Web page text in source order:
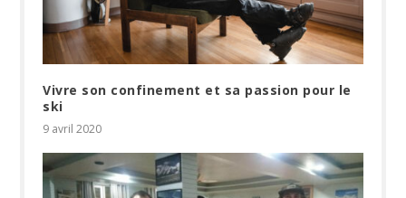
Vivre son confinement et sa passion pour le
ski
9 avril 2020